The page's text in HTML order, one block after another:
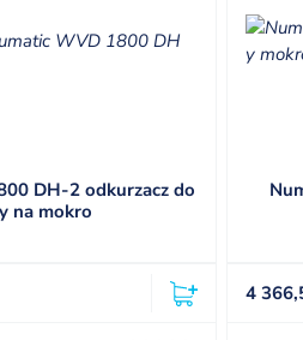
DH-2 odkurzacz do
na mokro
4